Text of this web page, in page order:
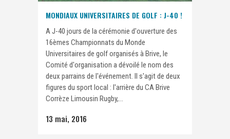
MONDIAUX UNIVERSITAIRES DE GOLF : J-40 !
A J-40 jours de la cérémonie d'ouverture des
16èmes Championnats du Monde
Universitaires de golf organisés à Brive, le
Comité d'organisation a dévoilé le nom des
deux parrains de l'événement. Il s'agit de deux
figures du sport local : l'arrière du CA Brive
Corrèze Limousin Rugby,...
13 mai, 2016